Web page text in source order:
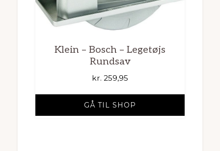
Klein – Bosch – Legetøjs
Rundsav
kr. 259,95
GÅ TIL SHOP